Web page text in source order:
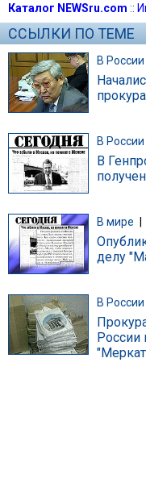
Каталог NEWSru.com ::
ССЫЛКИ ПО ТЕМЕ
В России
В России
В
В мире
делу
В России
России